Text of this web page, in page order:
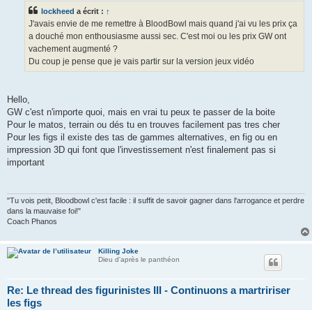
lockheed a écrit : ↑
J'avais envie de me remettre à BloodBowl mais quand j'ai vu les prix ça
a douché mon enthousiasme aussi sec. C'est moi ou les prix GW ont
vachement augmenté ?
Du coup je pense que je vais partir sur la version jeux vidéo
Hello,
GW c'est n'importe quoi, mais en vrai tu peux te passer de la boite
Pour le matos, terrain ou dés tu en trouves facilement pas tres cher
Pour les figs il existe des tas de gammes alternatives, en fig ou en
impression 3D qui font que l'investissement n'est finalement pas si
important
"Tu vois petit, Bloodbowl c'est facile : il suffit de savoir gagner dans l'arrogance et perdre
dans la mauvaise foi!"
Coach Phanos
Killing Joke
Dieu d'après le panthéon
Re: Le thread des figurinistes III - Continuons a martririser
les figs